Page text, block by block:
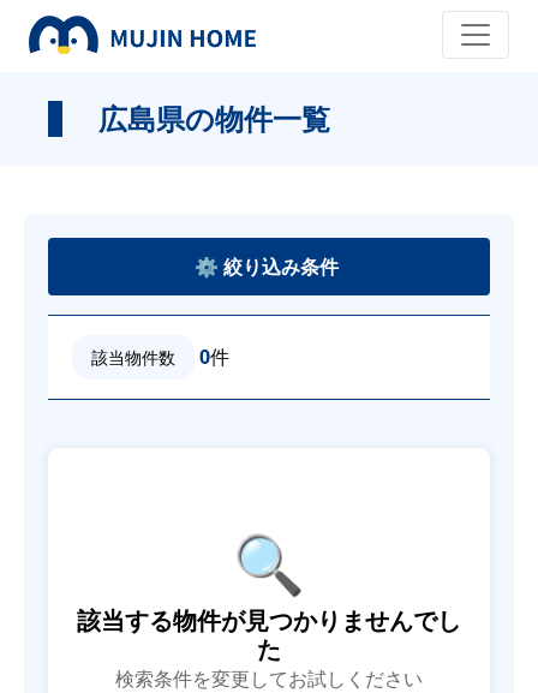
広島県の物件一覧
該当物件数 0件
🔍
該当する物件が見つかりませんでし
た
検索条件を変更してお試しください